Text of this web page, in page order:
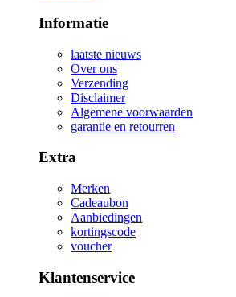
Informatie
laatste nieuws
Over ons
Verzending
Disclaimer
Algemene voorwaarden
garantie en retourren
Extra
Merken
Cadeaubon
Aanbiedingen
kortingscode
voucher
Klantenservice